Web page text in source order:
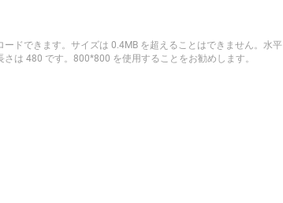
ードできます。サイズは 0.4MB を超えることはできません。水平
は 480 です。800*800 を使用することをお勧めします。